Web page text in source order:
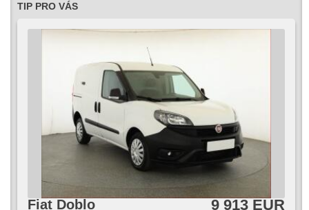
TIP PRO VÁS
Fiat Doblo 9 913 EUR